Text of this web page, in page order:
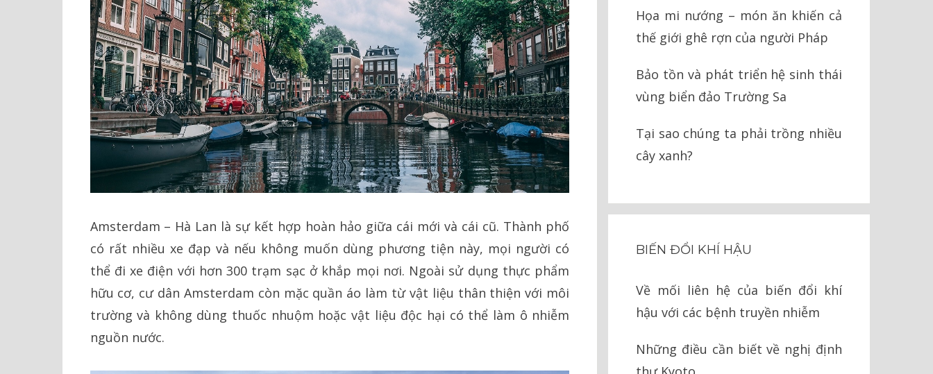
Amsterdam – Hà Lan là sự kết hợp hoàn hảo giữa cái mới và cái cũ. Thành phố
có rất nhiều xe đạp và nếu không muốn dùng phương tiện này, mọi người có
thể đi xe điện với hơn 300 trạm sạc ở khắp mọi nơi. Ngoài sử dụng thực phẩm
hữu cơ, cư dân Amsterdam còn mặc quần áo làm từ vật liệu thân thiện với môi
trường và không dùng thuốc nhuộm hoặc vật liệu độc hại có thể làm ô nhiễm
nguồn nước.
Họa mi nướng – món ăn khiến cả
thế giới ghê rợn của người Pháp
Bảo tồn và phát triển hệ sinh thái
vùng biển đảo Trường Sa
Tại sao chúng ta phải trồng nhiều
cây xanh?
BIẾN ĐỔI KHÍ HẬU
Về mối liên hệ của biến đổi khí
hậu với các bệnh truyền nhiễm
Những điều cần biết về nghị định